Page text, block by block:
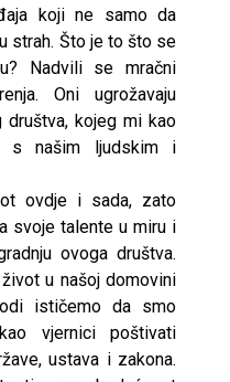
koji ne samo da
strah. Što je to što se
Nadvili se mračni
Oni ugrožavaju
društva, kojeg mi kao
s našim ljudskim i
ovdje i sada, zato
svoje talente u miru i
ovoga društva.
u našoj domovini
ističemo da smo
vjernici poštivati
ustava i zakona.